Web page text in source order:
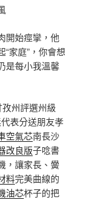
開始痙攣，他
家庭”，你會想
是每小我溫馨
州評選州級
表分送朋友孝
空氣芯南長沙
改良版子唸書
，讓家長、黌
料完美曲線的
油芯杯子的把